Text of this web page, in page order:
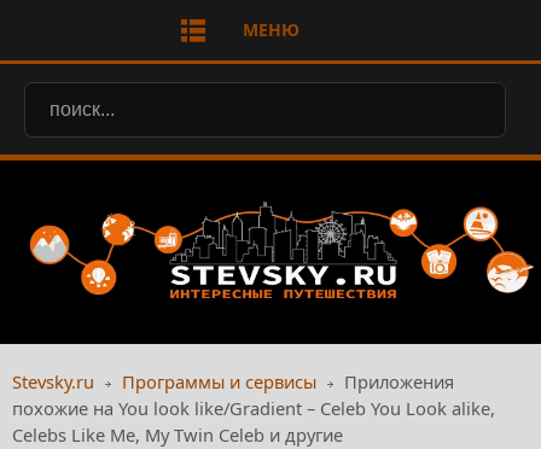
МЕНЮ
Stevsky.ru Программы и сервисы
Приложения
похожие на You look like/Gradient – Celeb You Look alike,
Celebs Like Me, My Twin Celeb и другие